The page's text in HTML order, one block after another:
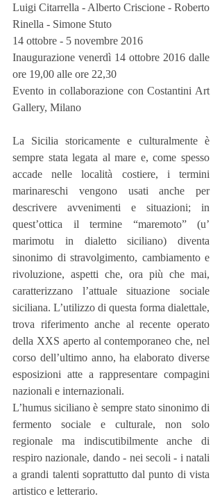
Luigi Citarrella - Alberto Criscione - Roberto
Rinella - Simone Stuto
14 ottobre - 5 novembre 2016
Inaugurazione venerdì 14 ottobre 2016 dalle
ore 19,00 alle ore 22,30
Evento in collaborazione con Costantini Art
Gallery, Milano
La Sicilia storicamente e culturalmente è
sempre stata legata al mare e, come spesso
accade nelle località costiere, i termini
marinareschi vengono usati anche per
descrivere avvenimenti e situazioni; in
quest’ottica il termine “maremoto” (u’
marimotu in dialetto siciliano) diventa
sinonimo di stravolgimento, cambiamento e
rivoluzione, aspetti che, ora più che mai,
caratterizzano l’attuale situazione sociale
siciliana. L’utilizzo di questa forma dialettale,
trova riferimento anche al recente operato
della XXS aperto al contemporaneo che, nel
corso dell’ultimo anno, ha elaborato diverse
esposizioni atte a rappresentare compagini
nazionali e internazionali.
L’humus siciliano è sempre stato sinonimo di
fermento sociale e culturale, non solo
regionale ma indiscutibilmente anche di
respiro nazionale, dando - nei secoli - i natali
a grandi talenti soprattutto dal punto di vista
artistico e letterario.